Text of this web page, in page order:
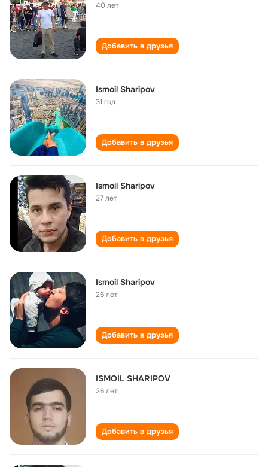
40 лет
Добавить в друзья
Ismoil Sharipov
31 год
Добавить в друзья
Ismoil Sharipov
27 лет
Добавить в друзья
Ismoil Sharipov
26 лет
Добавить в друзья
ISMOIL SHARIPOV
26 лет
Добавить в друзья